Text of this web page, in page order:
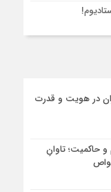
در هویت و قدرت
حاکمیت؛ تاوانِ